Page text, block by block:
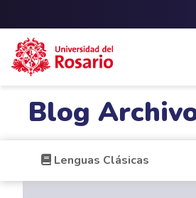
Blog
Lenguas Clásicas